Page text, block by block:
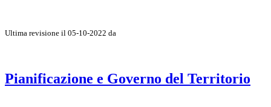
Ultima revisione il 05-10-2022 da
Pianificazione e Governo del Territorio